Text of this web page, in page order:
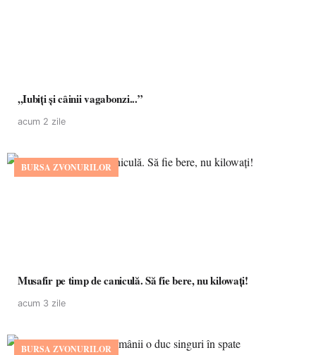
,,Iubiți și câinii vagabonzi...”
acum 2 zile
BURSA ZVONURILOR
Musafir pe timp de caniculă. Să fie bere, nu kilowați!
acum 3 zile
BURSA ZVONURILOR